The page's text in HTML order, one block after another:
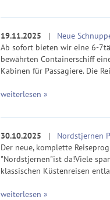
19.11.2025 | Neue
Ab sofort bieten wir eine 6-
bewährten Containerschiff
Kabinen für Passagiere. Die
weiterlesen »
30.10.2025 | Nordstjernen
Der neue, komplette
"Nordstjernen"ist da!Viele
klassischen Küstenreisen
weiterlesen »